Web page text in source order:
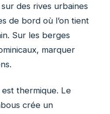
des rives urbaines
de bord où l’on tient
Sur les berges
marquer
thermique. Le
crée un